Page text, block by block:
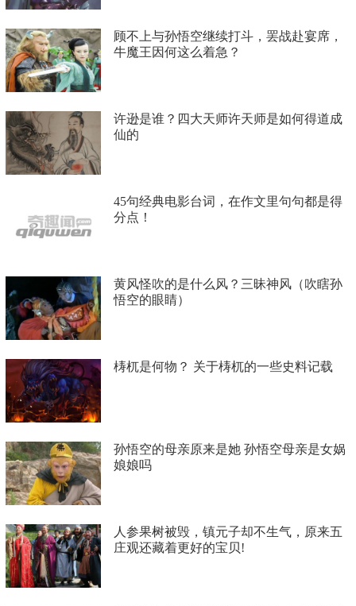
顾不上与孙悟空继续打斗，罢战赴宴席，
牛魔王因何这么着急？
许逊是谁？四大天师许天师是如何得道成
仙的
45句经典电影台词，在作文里句句都是得
分点！
黄风怪吹的是什么风？三昧神风（吹瞎孙
悟空的眼睛）
梼杌是何物？ 关于梼杌的一些史料记载
孙悟空的母亲原来是她 孙悟空母亲是女娲
娘娘吗
人参果树被毁，镇元子却不生气，原来五
庄观还藏着更好的宝贝!